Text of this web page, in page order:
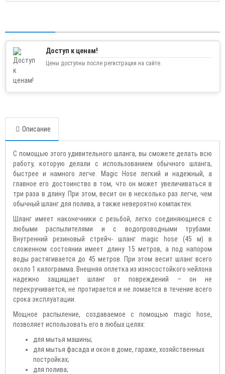
Доступ к ценам!
Цены доступны после регистрации на сайте.
Описание
С помощью этого удивительного шланга, вы сможете делать всю
работу, которую делали с использованием обычного шланга,
быстрее и намного легче. Magic Hose легкий и надежный, а
главное его достоинство в том, что он может увеличиваться в
три раза в длину. При этом, весит он в несколько раз легче, чем
обычный шланг для полива, а также невероятно компактен.
Шланг имеет наконечники с резьбой, легко соединяющиеся с
любыми распылителями и с водопроводными трубами.
Внутренний резиновый стрейч- шланг magic hose (45 м) в
сложенном состоянии имеет длину 15 метров, а под напором
воды растягивается до 45 метров. При этом весит шланг всего
около 1 килограмма. Внешняя оплетка из износостойкого нейлона
надежно защищает шланг от повреждений – он не
перекручивается, не протирается и не ломается в течение всего
срока эксплуатации.
Мощное распыление, создаваемое с помощью magic hose,
позволяет использовать его в любых целях:
для мытья машины;
для мытья фасада и окон в доме, гараже, хозяйственных
постройках;
для полива;